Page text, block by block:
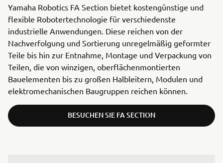
Yamaha Robotics FA Section bietet kostengünstige und
flexible Robotertechnologie für verschiedenste
industrielle Anwendungen. Diese reichen von der
Nachverfolgung und Sortierung unregelmäßig geformter
Teile bis hin zur Entnahme, Montage und Verpackung von
Teilen, die von winzigen, oberflächenmontierten
Bauelementen bis zu großen Halbleitern, Modulen und
elektromechanischen Baugruppen reichen können.
BESUCHEN SIE FA SECTION